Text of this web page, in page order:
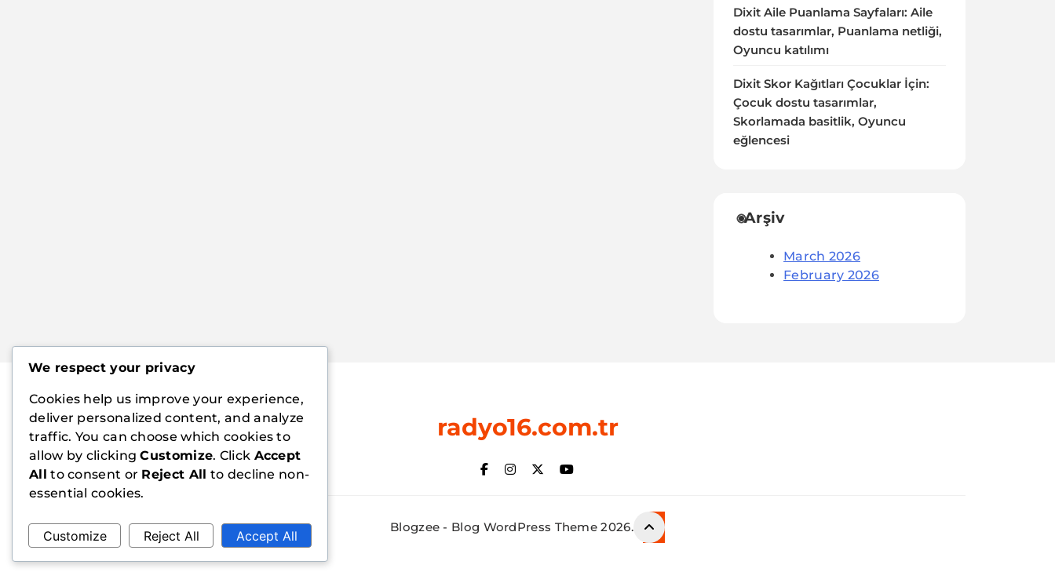
Dixit Aile Puanlama Sayfaları: Aile
dostu tasarımlar, Puanlama netliği,
Oyuncu katılımı
Dixit Skor Kağıtları Çocuklar İçin:
Çocuk dostu tasarımlar,
Skorlamada basitlik, Oyuncu
eğlencesi
Arşiv
March 2026
February 2026
radyo16.com.tr
Blogzee - Blog WordPress Theme 2026.
We respect your privacy
Cookies help us improve your experience,
deliver personalized content, and analyze
traffic. You can choose which cookies to
allow by clickingCustomize. Click Accept
All to consent or Reject All to decline non-
essential cookies.
Customize Reject All Accept All